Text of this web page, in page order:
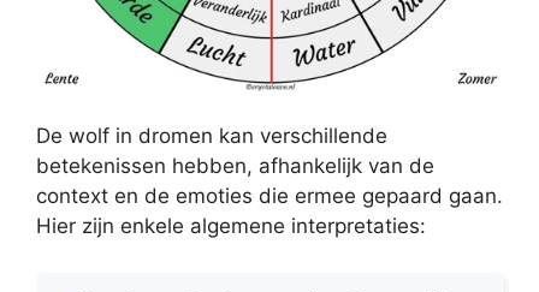
De wolf in dromen kan verschillende
betekenissen hebben, afhankelijk van de
context en de emoties die ermee gepaard gaan.
Hier zijn enkele algemene interpretaties: